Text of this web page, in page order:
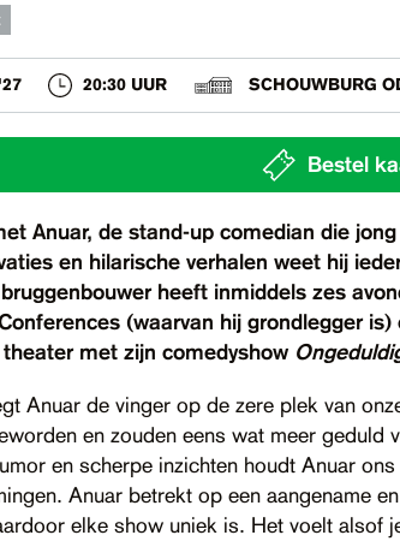
20:30 UUR SCHOUWBURG
Bestel
Anuar, de stand-up comedian die
en hilarische verhalen weet hij
heeft inmiddels zes
(waarvan hij grondlegger
met zijn comedyshow
Anuar de vinger op de zere plek van
en zouden eens wat meer geduld
en scherpe inzichten houdt Anuar
Anuar betrekt op een aangename
elke show uniek is. Het voelt alsof